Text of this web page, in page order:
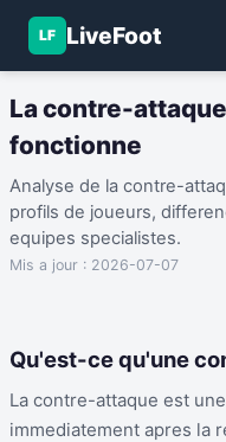
LF LiveFoot
La contre-
fonctionne
Analyse de la contre-
profils de joueurs,
equipes specialistes.
Mis a jour : 2026-07-07
Qu'est-ce qu'une
La contre-attaque est
immediatement apres la